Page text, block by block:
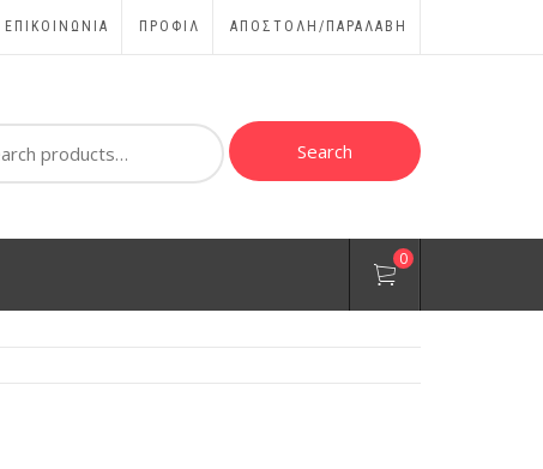
ΕΠΙΚΟΙΝΩΝΊΑ ΠΡΟΦΊΛ ΑΠΟΣΤΟΛΗ/ΠΑΡΑΛΑΒΗ
Search
0